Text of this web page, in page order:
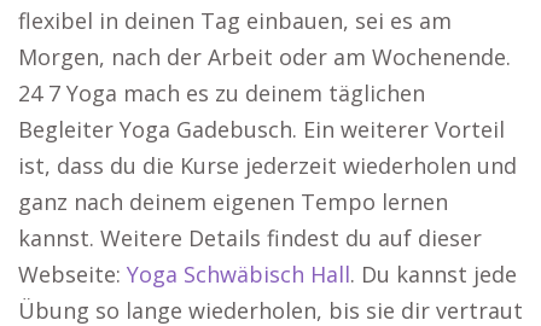
flexibel in deinen Tag einbauen, sei es am
Morgen, nach der Arbeit oder am Wochenende.
24 7 Yoga mach es zu deinem täglichen
Begleiter Yoga Gadebusch. Ein weiterer Vorteil
ist, dass du die Kurse jederzeit wiederholen und
ganz nach deinem eigenen Tempo lernen
kannst. Weitere Details findest du auf dieser
Webseite: Yoga Schwäbisch Hall. Du kannst jede
Übung so lange wiederholen, bis sie dir vertraut